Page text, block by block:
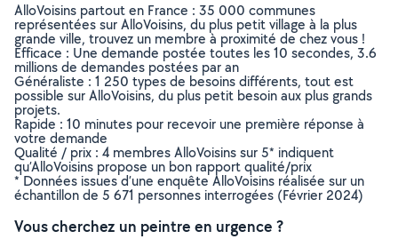
AlloVoisins partout en France : 35 000 communes
représentées sur AlloVoisins, du plus petit village à la plus
grande ville, trouvez un membre à proximité de chez vous !
Efficace : Une demande postée toutes les 10 secondes, 3.6
millions de demandes postées par an
Généraliste : 1 250 types de besoins différents, tout est
possible sur AlloVoisins, du plus petit besoin aux plus grands
projets.
Rapide : 10 minutes pour recevoir une première réponse à
votre demande
Qualité / prix : 4 membres AlloVoisins sur 5* indiquent
qu’AlloVoisins propose un bon rapport qualité/prix
* Données issues d’une enquête AlloVoisins réalisée sur un
échantillon de 5 671 personnes interrogées (Février 2024)
Vous cherchez un peintre en urgence ?